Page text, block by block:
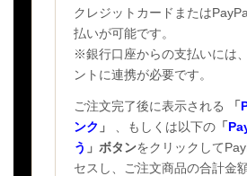
クレジットカードまたは
払いが可能です。
※銀行口座からの支払いには
ントに連携が必要です。
ご注文完了後に表示される 「
ンク 」 、もしくは以下の 「
う 」ボタンをクリックして
セスし、ご注文商品の合計金